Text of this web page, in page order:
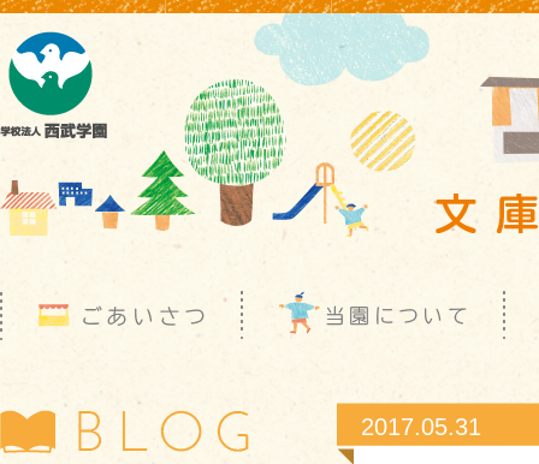
2017.05.31